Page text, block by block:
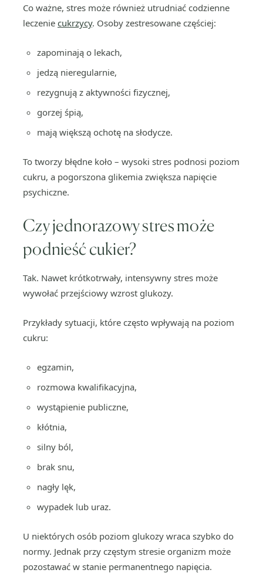
Co ważne, stres może również utrudniać codzienne
leczenie cukrzycy. Osoby zestresowane częściej:
zapominają o lekach,
jedzą nieregularnie,
rezygnują z aktywności fizycznej,
gorzej śpią,
mają większą ochotę na słodycze.
To tworzy błędne koło – wysoki stres podnosi poziom
cukru, a pogorszona glikemia zwiększa napięcie
psychiczne.
Czy jednorazowy stres może
podnieść cukier?
Tak. Nawet krótkotrwały, intensywny stres może
wywołać przejściowy wzrost glukozy.
Przykłady sytuacji, które często wpływają na poziom
cukru:
egzamin,
rozmowa kwalifikacyjna,
wystąpienie publiczne,
kłótnia,
silny ból,
brak snu,
nagły lęk,
wypadek lub uraz.
U niektórych osób poziom glukozy wraca szybko do
normy. Jednak przy częstym stresie organizm może
pozostawać w stanie permanentnego napięcia.